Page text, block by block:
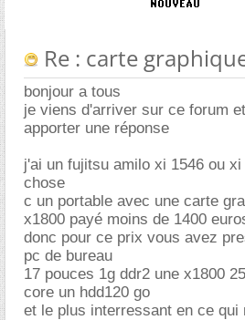
Re : carte
bonjour a tous
je viens d'arriver sur ce forum
apporter une réponse
j'ai un fujitsu amilo xi 1546 ou
chose
c un portable avec une carte
x1800 payé moins de 1400
donc pour ce prix vous avez
pc de bureau
17 pouces 1g ddr2 une x1800
core un hdd120 go
et le plus interressant en ce qui